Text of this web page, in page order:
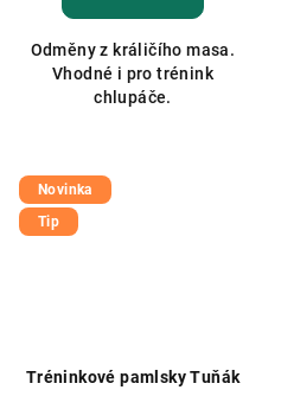
Odměny z králičího masa.
Vhodné i pro trénink
chlupáče.
Novinka
Tip
Tréninkové pamlsky Tuňák